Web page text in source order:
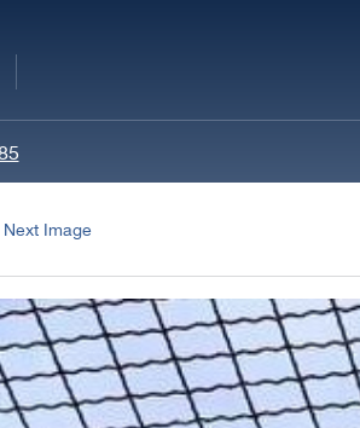
Next Image